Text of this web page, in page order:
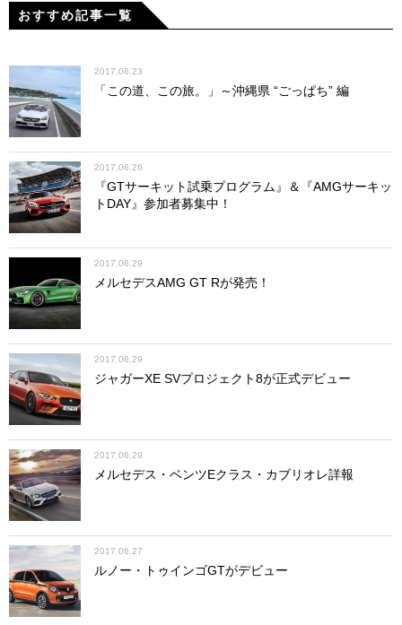
おすすめ記事一覧
2017.06.23
「この道、この旅。」～沖縄県 “ごっぱち” 編
2017.06.26
『GTサーキット試乗プログラム』＆『AMGサーキッ
トDAY』参加者募集中！
2017.06.29
メルセデスAMG GT Rが発売！
2017.06.29
ジャガーXE SVプロジェクト8が正式デビュー
2017.06.29
メルセデス・ベンツEクラス・カブリオレ詳報
2017.06.27
ルノー・トゥインゴGTがデビュー